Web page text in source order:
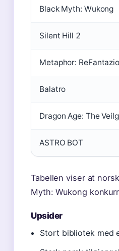
Black Myth: Wukong
Silent Hill 2
Metaphor: ReFantazio
Balatro
Dragon Age: The
ASTRO BOT
Tabellen viser at
Myth: Wukong
Upsider
Stort bibliotek med